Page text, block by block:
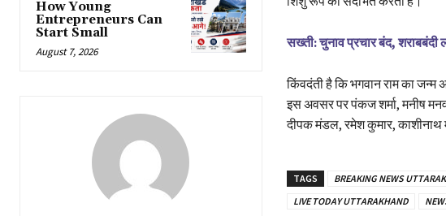
How Young
Entrepreneurs Can
Start Small
August 7, 2026
सख्ती: चुनाव प्रचार बंद, शराबबंदी
किंवदंती है कि भगवान राम का
इस अवसर पर पंकज शर्मा, मनीष
दीपक मंडल, रमेश कुमार, काशीनाथ
TAGS BREAKING NEWS
LIVE TODAY UTTARAKHAND